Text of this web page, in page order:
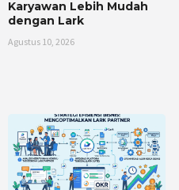
Karyawan Lebih Mudah
dengan Lark
Agustus 10, 2026